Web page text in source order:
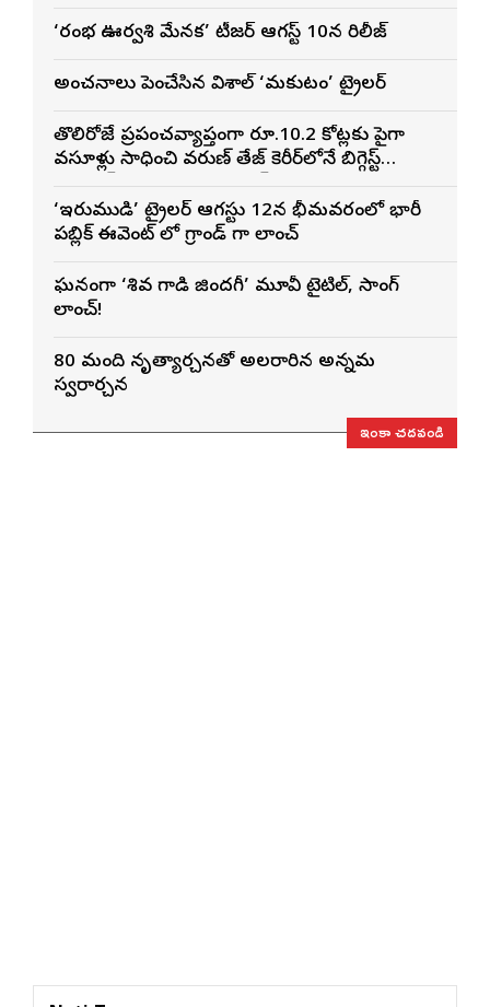
‘రంభ ఊర్వశి మేనక’ టీజర్ ఆగస్ట్ 10న రిలీజ్
అంచనాలు పెంచేసిన విశాల్ ‘మకుటం’ ట్రైలర్
తొలిరోజే ప్రపంచవ్యాప్తంగా రూ.10.2 కోట్లకు పైగా
వసూళ్లు సాధించి వరుణ్ తేజ్ కెరీర్‌లోనే బిగ్గెస్ట్
‘ఇరుముడి’ ట్రైలర్ ఆగస్టు 12న భీమవరంలో భారీ
పబ్లిక్ ఈవెంట్ లో గ్రాండ్ గా లాంచ్
ఘనంగా ‘శివ గాడి జింద‌గీ’ మూవీ టైటిల్, సాంగ్
లాంచ్!
80 మంది నృత్యార్చనతో అలరారిన అన్నమ
స్వరార్చన
ఇంకా చదవండి